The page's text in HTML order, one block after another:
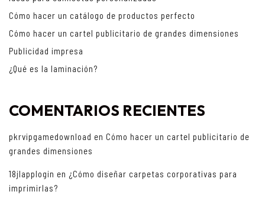
Cómo hacer un catálogo de productos perfecto
Cómo hacer un cartel publicitario de grandes dimensiones
Publicidad impresa
¿Qué es la laminación?
COMENTARIOS RECIENTES
pkrvipgamedownload en Cómo hacer un cartel publicitario de
grandes dimensiones
18jlapplogin en ¿Cómo diseñar carpetas corporativas para
imprimirlas?